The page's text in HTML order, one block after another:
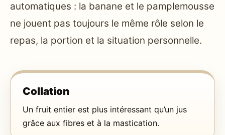
automatiques : la banane et le pamplemousse
ne jouent pas toujours le même rôle selon le
repas, la portion et la situation personnelle.
Collation
Un fruit entier est plus intéressant qu’un jus
grâce aux fibres et à la mastication.